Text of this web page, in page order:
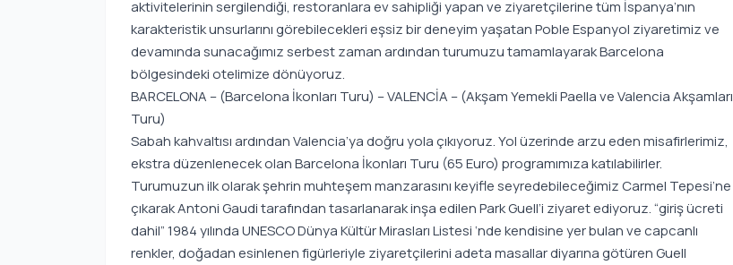
aktivitelerinin sergilendiği, restoranlara ev sahipliği yapan ve ziyaretçilerine tüm İspanya’nın
karakteristik unsurlarını görebilecekleri eşsiz bir deneyim yaşatan Poble Espanyol ziyaretimiz ve
devamında sunacağımız serbest zaman ardından turumuzu tamamlayarak Barcelona
bölgesindeki otelimize dönüyoruz.
BARCELONA – (Barcelona İkonları Turu) – VALENCİA – (Akşam Yemekli Paella ve Valencia Akşamları
Turu)
Sabah kahvaltısı ardından Valencia’ya doğru yola çıkıyoruz. Yol üzerinde arzu eden misafirlerimiz,
ekstra düzenlenecek olan Barcelona İkonları Turu (65 Euro) programımıza katılabilirler.
Turumuzun ilk olarak şehrin muhteşem manzarasını keyifle seyredebileceğimiz Carmel Tepesi’ne
çıkarak Antoni Gaudi tarafından tasarlanarak inşa edilen Park Guell’i ziyaret ediyoruz. “giriş ücreti
dahil” 1984 yılında UNESCO Dünya Kültür Mirasları Listesi ‘nde kendisine yer bulan ve capcanlı
renkler, doğadan esinlenen figürleriyle ziyaretçilerini adeta masallar diyarına götüren Guell